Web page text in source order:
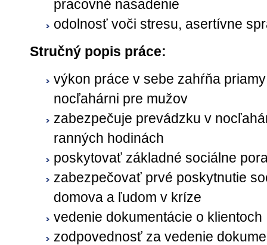
pracovné nasadenie
odolnosť voči stresu, asertívne
Stručný popis práce:
výkon práce v sebe zahŕňa
nocľahárni pre mužov
zabezpečuje prevádzku v
ranných hodinách
poskytovať základné sociálne
zabezpečovať prvé poskytnutie
domova a ľudom v kríze
vedenie dokumentácie o klientoch
zodpovednosť za vedenie